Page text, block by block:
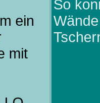
ein
mit
So